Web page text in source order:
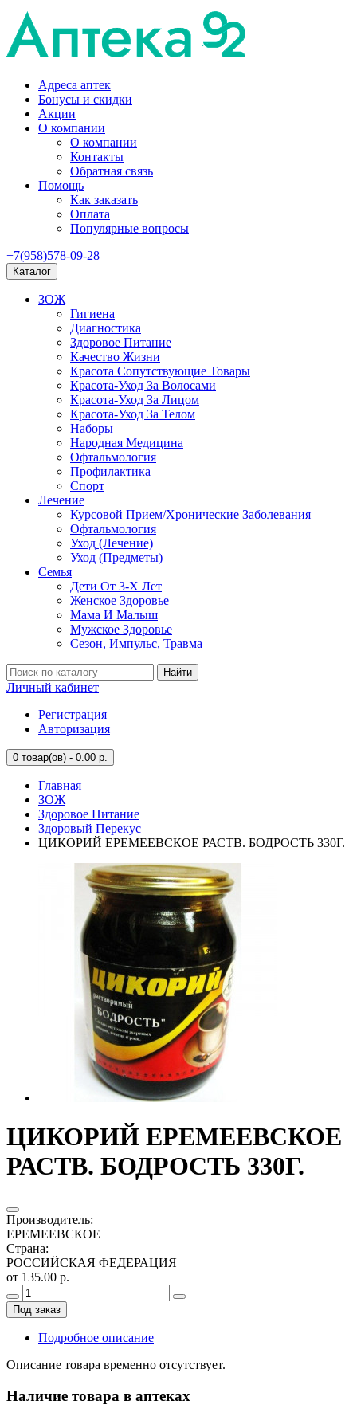
Адреса аптек
Бонусы и скидки
Акции
О компании
О компании
Контакты
Обратная связь
Помощь
Как заказать
Оплата
Популярные вопросы
+7(958)578-09-28
Каталог
ЗОЖ
Гигиена
Диагностика
Здоровое Питание
Качество Жизни
Красота Сопутствующие Товары
Красота-Уход За Волосами
Красота-Уход За Лицом
Красота-Уход За Телом
Наборы
Народная Медицина
Офтальмология
Профилактика
Спорт
Лечение
Курсовой Прием/Хронические Заболевания
Офтальмология
Уход (Лечение)
Уход (Предметы)
Семья
Дети От 3-Х Лет
Женское Здоровье
Мама И Малыш
Мужское Здоровье
Сезон, Импульс, Травма
Найти
Личный кабинет
Регистрация
Авторизация
0 товар(ов) - 0.00 р.
Главная
ЗОЖ
Здоровое Питание
Здоровый Перекус
ЦИКОРИЙ ЕРЕМЕЕВСКОЕ РАСТВ. БОДРОСТЬ 330Г.
ЦИКОРИЙ ЕРЕМЕЕВСКОЕ
РАСТВ. БОДРОСТЬ 330Г.
Производитель:
ЕРЕМЕЕВСКОЕ
Страна:
РОССИЙСКАЯ ФЕДЕРАЦИЯ
от 135.00 р.
Под заказ
Подробное описание
Описание товара временно отсутствует.
Наличие товара в аптеках